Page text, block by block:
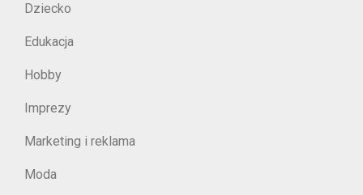
Dziecko
Edukacja
Hobby
Imprezy
Marketing i reklama
Moda